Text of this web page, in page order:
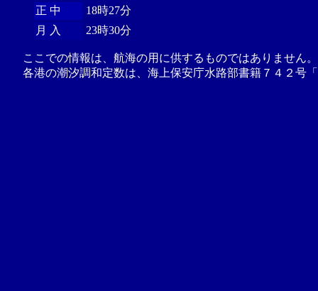
正 中
18時27分
月 入
23時30分
ここでの情報は、航海の用に供するものではありません
各港の潮汐調和定数は、海上保安庁水路部書籍７４２号